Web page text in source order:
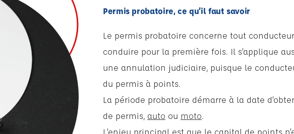
Permis probatoire, ce qu’il faut savoir
Le permis probatoire concerne tout
conduire pour la première fois. Il s’applique
une annulation judiciaire, puisque le
du permis à points.
La période probatoire démarre à la date
de permis, auto ou moto.
L’enjeu principal est que le capital de points